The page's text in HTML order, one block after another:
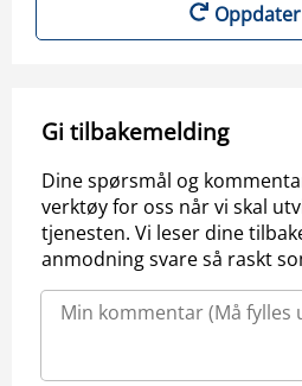
Gi tilbakemelding
Dine spørsmål og
verktøy for oss når vi skal
tjenesten. Vi leser dine
anmodning svare så raskt